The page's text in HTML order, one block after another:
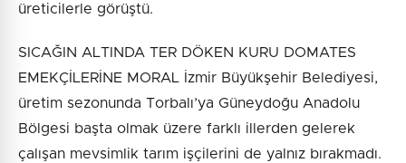
üreticilerle görüştü.
SICAĞIN ALTINDA TER DÖKEN KURU DOMATES
EMEKÇİLERİNE MORAL İzmir Büyükşehir Belediyesi,
üretim sezonunda Torbalı’ya Güneydoğu Anadolu
Bölgesi başta olmak üzere farklı illerden gelerek
çalışan mevsimlik tarım işçilerini de yalnız bırakmadı.